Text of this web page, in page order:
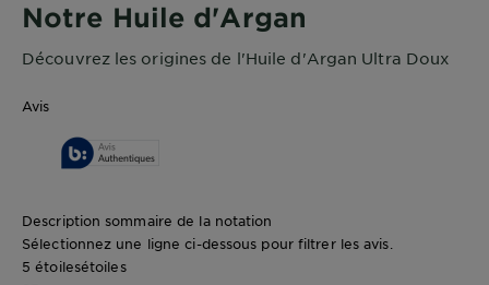
Notre Huile d'Argan
Découvrez les origines de l'Huile d'Argan Ultra Doux
Avis
Description sommaire de la notation
Sélectionnez une ligne ci-dessous pour filtrer les avis.
5 étoilesétoiles